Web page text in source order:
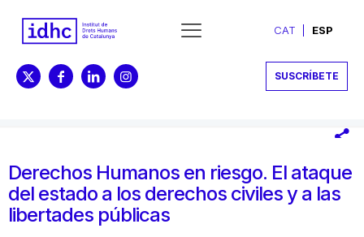
CAT ESP
SUSCRÍBETE
Derechos Humanos en riesgo. El ataque
del estado a los derechos civiles y a las
libertades públicas